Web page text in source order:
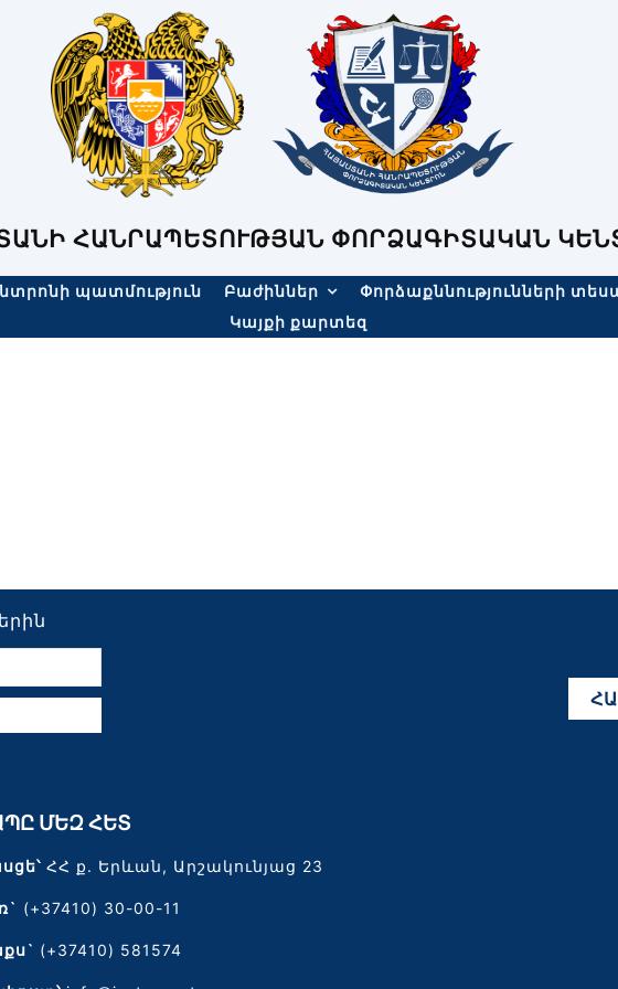
ՀԱՆՐԱՊԵՏՈՒԹՅԱՆ ՓՈՐՁԱԳԻՏԱԿԱՆ
պատմություն Բաժիններ Փորձաքննությունների
Կայքի քարտեզ
ՄԵԶ ՀԵՏ
ՀՀ ք. Երևան, Արշակունյաց 23
(+37410) 30-00-11
(+37410) 581574